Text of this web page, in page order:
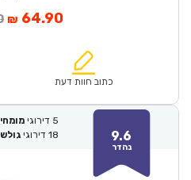
המחיר
₪93.00.
₪ 64.90המחיר
הוא:
כתוב חוות דעת
9.6
נהדר
5 דירוגי
18 דירוגי